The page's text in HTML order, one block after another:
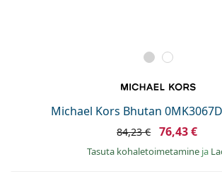
Michael Kors Bhutan
84,23 € 76,43 €
Tasuta kohaletoimetamine ja